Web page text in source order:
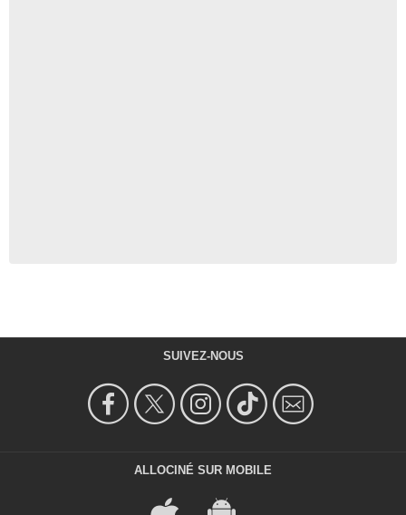
SUIVEZ-NOUS
ALLOCINÉ SUR MOBILE